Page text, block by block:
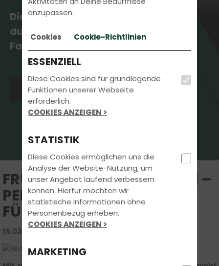
Die aktuellsten News erhältst
du direkt bei uns in der
Fahrschule.
Jetzt Kontakt aufnehmen
FRÜHLING STARTET DURCH –
PERFEKTE ZEIT FÜR DEN
FÜHRERSCHEIN! ??
15.03.2025 | FAHRSCHUL-WISSEN
anzupassen.
Cookies Cookie-Richtlinien
ESSENZIELL
Diese Cookies sind für grundlegende
Funktionen unserer Webseite
erforderlich.
COOKIES ANZEIGEN >
STATISTIK
Diese Cookies ermöglichen uns die
Analyse der Website-Nutzung, um
unser Angebot laufend verbessern
können. Hierfür möchten wir
statistische Informationen ohne
Personenbezug erheben.
COOKIES ANZEIGEN >
MARKETING